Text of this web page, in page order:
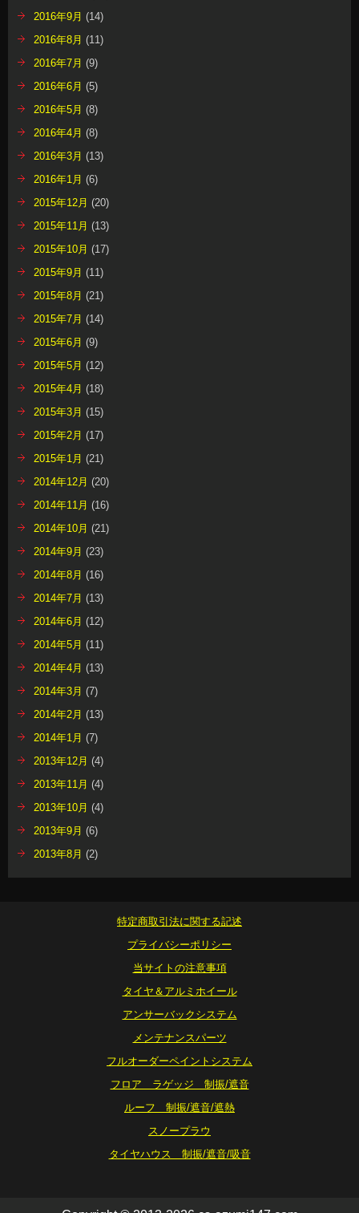
2016年9月 (14)
2016年8月 (11)
2016年7月 (9)
2016年6月 (5)
2016年5月 (8)
2016年4月 (8)
2016年3月 (13)
2016年1月 (6)
2015年12月 (20)
2015年11月 (13)
2015年10月 (17)
2015年9月 (11)
2015年8月 (21)
2015年7月 (14)
2015年6月 (9)
2015年5月 (12)
2015年4月 (18)
2015年3月 (15)
2015年2月 (17)
2015年1月 (21)
2014年12月 (20)
2014年11月 (16)
2014年10月 (21)
2014年9月 (23)
2014年8月 (16)
2014年7月 (13)
2014年6月 (12)
2014年5月 (11)
2014年4月 (13)
2014年3月 (7)
2014年2月 (13)
2014年1月 (7)
2013年12月 (4)
2013年11月 (4)
2013年10月 (4)
2013年9月 (6)
2013年8月 (2)
特定商取引法に関する記述
プライバシーポリシー
当サイトの注意事項
タイヤ＆アルミホイール
アンサーバックシステム
メンテナンスパーツ
フルオーダーペイントシステム
フロア ラゲッジ 制振/遮音
ルーフ 制振/遮音/遮熱
スノープラウ
タイヤハウス 制振/遮音/吸音